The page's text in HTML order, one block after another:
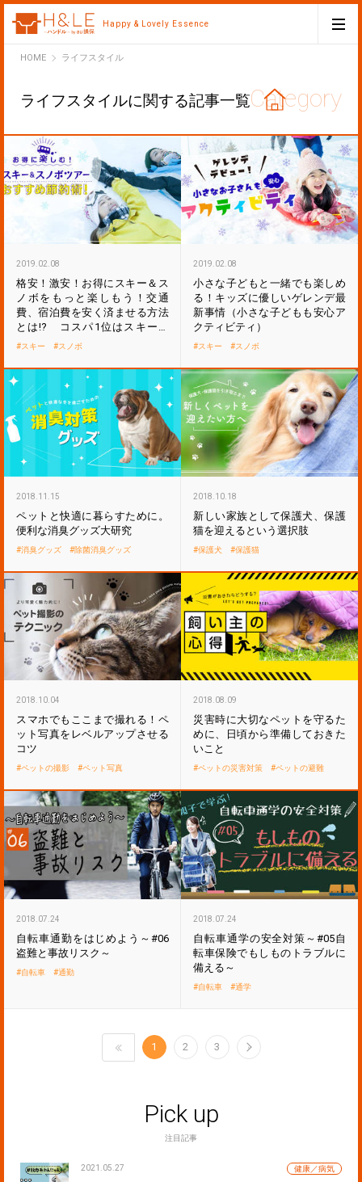
Happy & Lovely Essence
HOMEH&LEライフスタイル
ライフスタイルに関する記事一覧
2019.02.08
格安！激安！お得にスキー＆ス
ノボをもっと楽しもう！交通
費、宿泊費を安く済ませる方法
とは!? コスパ1位はスキーバ
ス？
スキー スノボ
2019.02.08
小さな子どもと一緒でも楽しめ
る！キッズに優しいゲレンデ最
新事情（小さな子どもも安心ア
クティビティ）
スキー スノボ
2018.11.15
ペットと快適に暮らすために。
便利な消臭グッズ大研究
消臭グッズ 除菌消臭グッズ
2018.10.18
新しい家族として保護犬、保護
猫を迎えるという選択肢
保護犬 保護猫
2018.10.04
スマホでもここまで撮れる！ペ
ット写真をレベルアップさせる
コツ
ペットの撮影 ペット写真
2018.08.09
災害時に大切なペットを守るた
めに、日頃から準備しておきた
いこと
ペットの災害対策 ペットの避難
2018.07.24
自転車通勤をはじめよう～#06
盗難と事故リスク～
自転車 通勤
2018.07.24
自転車通学の安全対策～#05自
転車保険でもしものトラブルに
備える～
自転車 通学
1 2 3
Pick up
注目記事
2021.05.27 健康／病気